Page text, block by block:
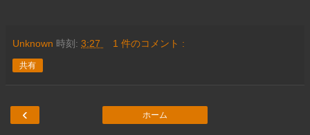
Unknown 時刻: 3:27 1 件のコメント :
共有
‹ ホーム